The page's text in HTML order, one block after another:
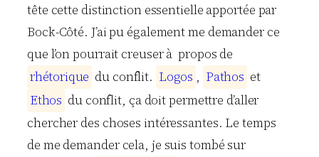
tête cette distinction essentielle apportée par
Bock-Côté. J’ai pu également me demander ce
que l’on pourrait creuser à propos de
rhétorique du conflit. Logos , Pathos et
Ethos du conflit, ça doit permettre d’aller
chercher des choses intéressantes. Le temps
de me demander cela, je suis tombé sur